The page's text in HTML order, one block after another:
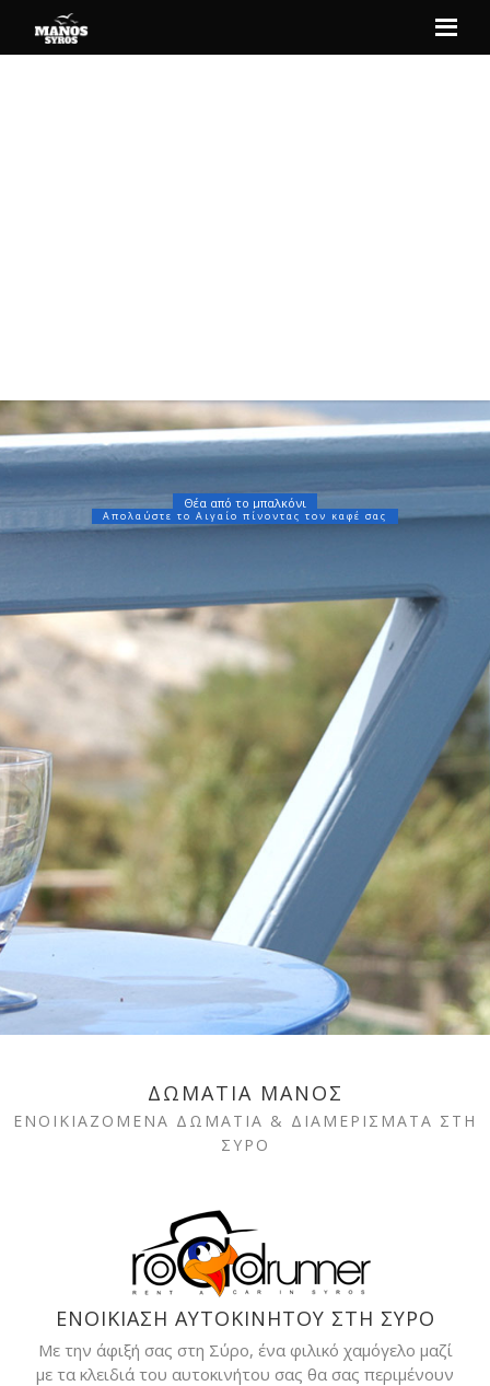
Θέα από το μπαλκόνι
Απολαύστε το Αιγαίο πίνοντας τον καφέ σας
ΔΩΜΑΤΙΑ ΜΑΝΟΣ
ΕΝΟΙΚΙΑΖΟΜΕΝΑ ΔΩΜΑΤΙΑ & ΔΙΑΜΕΡΙΣΜΑΤΑ ΣΤΗ
ΣΥΡΟ
ΕΝΟΙΚΙΑΣΗ ΑΥΤΟΚΙΝΗΤΟΥ ΣΤΗ ΣΥΡΟ
Με την άφιξή σας στη Σύρο, ένα φιλικό χαμόγελο μαζί
με τα κλειδιά του αυτοκινήτου σας θα σας περιμένουν